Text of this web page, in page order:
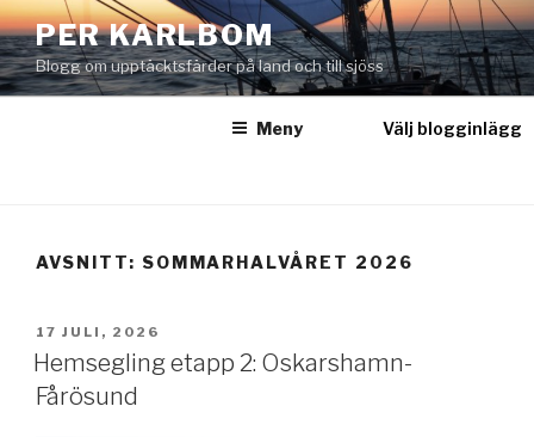
Hoppa
till
innehåll
PER KARLBOM
Blogg om upptäcktsfärder på land och till sjöss
Meny Välj blogginlägg
AVSNITT: SOMMARHALVÅRET 2026
PUBLICERAT
17 JULI, 2026
Hemsegling etapp 2: Oskarshamn-
Fårösund